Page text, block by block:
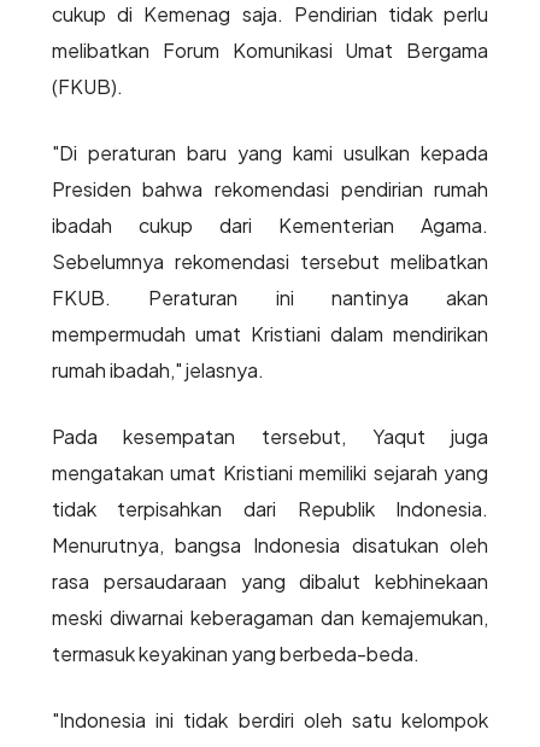
cukup di Kemenag saja. Pendirian tidak perlu
melibatkan Forum Komunikasi Umat Bergama
(FKUB).
"Di peraturan baru yang kami usulkan kepada
Presiden bahwa rekomendasi pendirian rumah
ibadah cukup dari Kementerian Agama.
Sebelumnya rekomendasi tersebut melibatkan
FKUB. Peraturan ini nantinya akan
mempermudah umat Kristiani dalam mendirikan
rumah ibadah," jelasnya.
Pada kesempatan tersebut, Yaqut juga
mengatakan umat Kristiani memiliki sejarah yang
tidak terpisahkan dari Republik Indonesia.
Menurutnya, bangsa Indonesia disatukan oleh
rasa persaudaraan yang dibalut kebhinekaan
meski diwarnai keberagaman dan kemajemukan,
termasuk keyakinan yang berbeda-beda.
"Indonesia ini tidak berdiri oleh satu kelompok